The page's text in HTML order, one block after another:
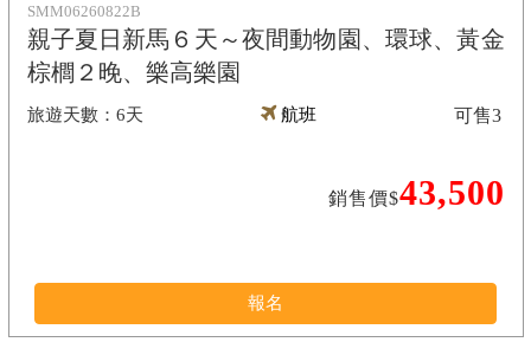
SMM06260822B
親子夏日新馬６天～夜間動物園、環球、黃金
棕櫚２晚、樂高樂園
6天 航班
銷售價$43,500
可售3
報名